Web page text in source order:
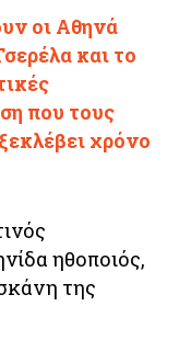
οι Αθηνά
και το
που τους
χρόνο
ηθοποιός,
της